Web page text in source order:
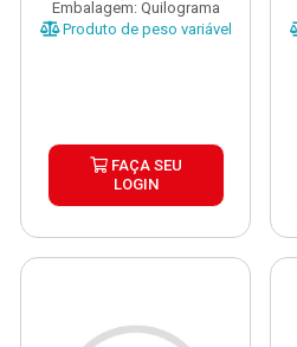
Embalagem: Quilograma
Produto de peso variável
FAÇA SEU
LOGIN